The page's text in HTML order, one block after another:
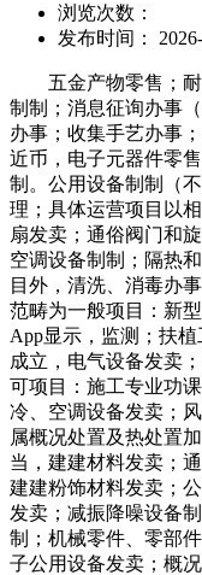
浏览次数：
发布时间：
五金产物零售；耐
制制；消息征询办事
办事；收集手艺办事
近币，电子元器件零
制。公用设备制制（
理；具体运营项目以
扇发卖；通俗阀门和
空调设备制制；隔热
目外，清洗、消毒办
范畴为一般项目：新
App显示，监测；扶
成立，电气设备发卖
可项目：施工专业功
冷、空调设备发卖；
属概况处置及热处置
当，建建材料发卖；
建建粉饰材料发卖；
发卖；减振降噪设备
制；机械零件、零部
子公用设备发卖；概